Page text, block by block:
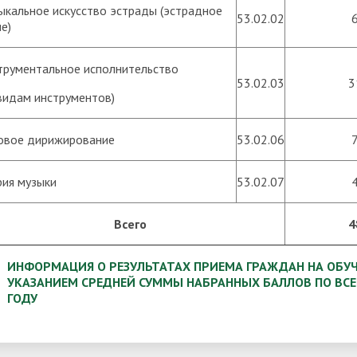
искусство эстрады (эстрадное
53.02.02 6
исполнительство
инструментов)
53.02.03
дирижирование 53.02.06 7
музыки 53.02.07
Всего
ИНФОРМАЦИЯ О РЕЗУЛЬТАТАХ ПРИЕМА ГРАЖДАН НА
УКАЗАНИЕМ СРЕДНЕЙ СУММЫ НАБРАННЫХ БАЛЛОВ ПО
ГОДУ